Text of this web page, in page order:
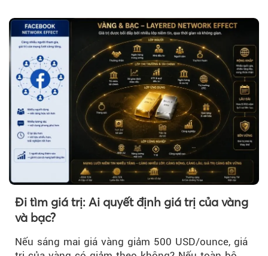
Đi tìm giá trị: Ai quyết định giá trị của vàng
và bạc?
Nếu sáng mai giá vàng giảm 500 USD/ounce, giá